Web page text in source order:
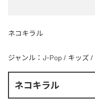
ネコキラル
ジャンル： J-Pop / キッズ /
ネコキラル